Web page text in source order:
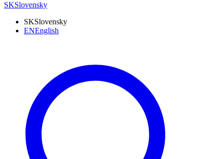
SKSlovensky
SKSlovensky
ENEnglish